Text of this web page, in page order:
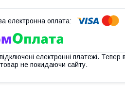
електронні платежі.
не покидаючи сайту.